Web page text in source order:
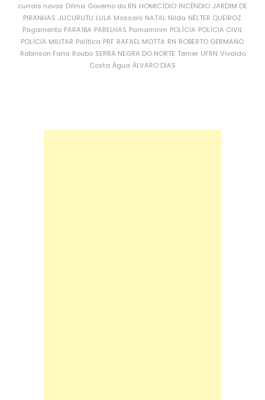
currais novos Dilma Governo do RN HOMICÍDIO INCÊNDIO JARDIM DE
PIRANHAS JUCURUTU LULA Mossoró NATAL Nilda NÉLTER QUEIROZ
Pagamento PARAÍBA PARELHAS Parnamirim POLÍCIA POLÍCIA CIVIL
POLÍCIA MILITAR Política PRF RAFAEL MOTTA RN ROBERTO GERMANO
Robinson Faria Roubo SERRA NEGRA DO NORTE Temer UFRN Vivaldo
Costa Água ÁLVARO DIAS